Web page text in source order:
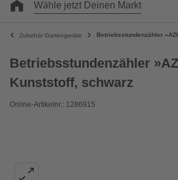
Wähle jetzt Deinen Markt
Zubehör Gartengeräte Betriebsstundenzähler
Betriebsstundenzähler
Kunststoff, schwarz
Online-Artikelnr.: 1286915